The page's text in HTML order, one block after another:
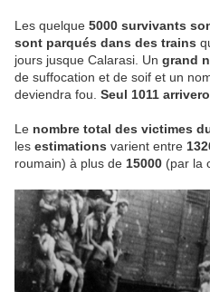
Les quelque 5000 survivants
sont parqués dans des trains
jours jusque Calarasi. Un grand
de suffocation et de soif et un
deviendra fou. Seul 1011
Le nombre total des victimes
les estimations varient entre
roumain) à plus de 15000 (par la